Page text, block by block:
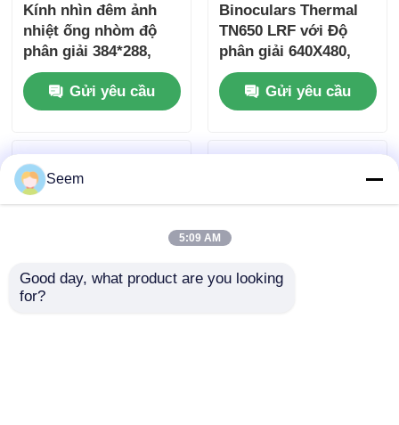
Kính nhìn đêm ảnh
nhiệt ống nhòm độ
phân giải 384*288,
ống kính 50mm,
chống nước, chống
sốc
Gửi yêu cầu
Binoculars Thermal
TN650 LRF với Độ
phân giải 640X480,
Phạm vi phát hiện
2600m và Chống
nước IP66 cho Cứu
Gửi yêu cầu
Seem
5:09 AM
Good day, what product are you looking
for?